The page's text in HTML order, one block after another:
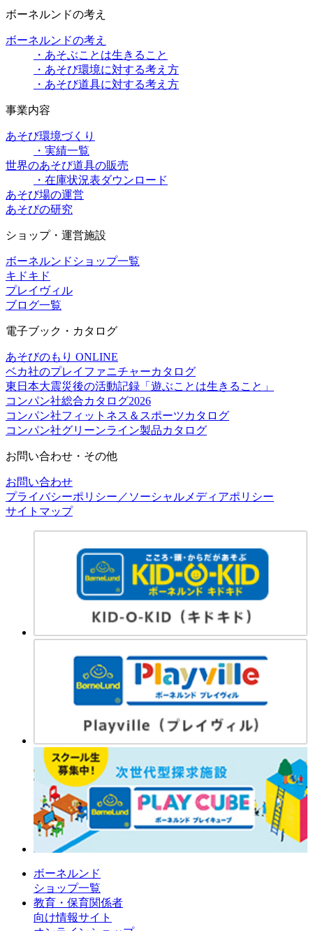
ボーネルンドの考え
ボーネルンドの考え
・あそぶことは生きること
・あそび環境に対する考え方
・あそび道具に対する考え方
事業内容
あそび環境づくり
・実績一覧
世界のあそび道具の販売
・在庫状況表ダウンロード
あそび場の運営
あそびの研究
ショップ・運営施設
ボーネルンドショップ一覧
キドキド
プレイヴィル
ブログ一覧
電子ブック・カタログ
あそびのもり ONLINE
ベカ社のプレイファニチャーカタログ
東日本大震災後の活動記録「遊ぶことは生きること」
コンパン社総合カタログ2026
コンパン社フィットネス＆スポーツカタログ
コンパン社グリーンライン製品カタログ
お問い合わせ・その他
お問い合わせ
プライバシーポリシー／ソーシャルメディアポリシー
サイトマップ
ボーネルンド
ショップ一覧
教育・保育関係者
向け情報サイト